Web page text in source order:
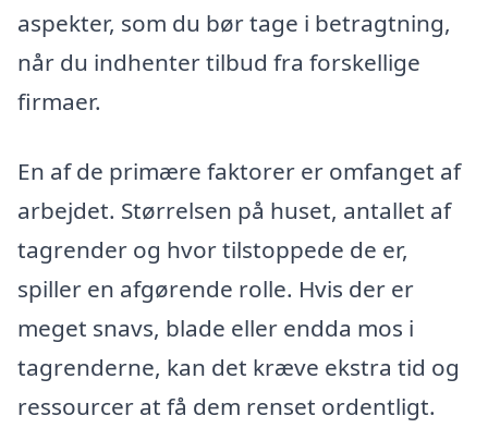
aspekter, som du bør tage i betragtning,
når du indhenter tilbud fra forskellige
firmaer.
En af de primære faktorer er omfanget af
arbejdet. Størrelsen på huset, antallet af
tagrender og hvor tilstoppede de er,
spiller en afgørende rolle. Hvis der er
meget snavs, blade eller endda mos i
tagrenderne, kan det kræve ekstra tid og
ressourcer at få dem renset ordentligt.